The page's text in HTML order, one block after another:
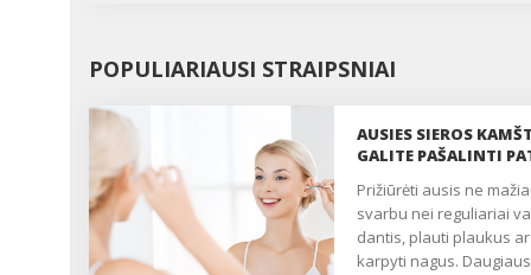
POPULIARIAUSI STRAIPSNIAI
AUSIES SIEROS
GALITE PAŠALINTI
Prižiūrėti ausis ne mažiau
svarbu nei reguliariai
dantis, plauti plaukus ar
karpyti nagus.